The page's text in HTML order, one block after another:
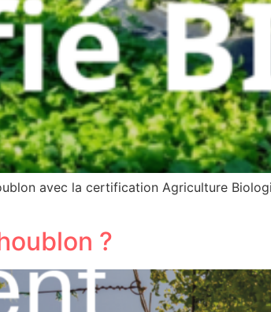
avec la certification Agriculture
?